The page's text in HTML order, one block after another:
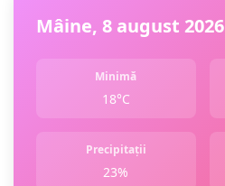
Mâine, 8 august 2026
Minimă
18°C
Precipitații
23%